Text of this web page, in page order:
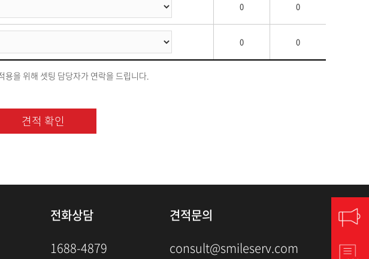
0 0
0 0
을 위해 셋팅 담당자가 연락을 드립니다.
전화상담
1688-4879
견적문의
consult@smileserv.com